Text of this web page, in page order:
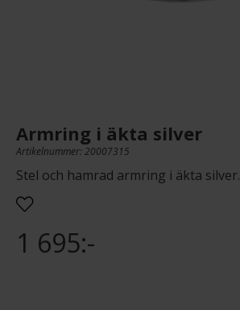
Armring i äkta silver
Artikelnummer: 20007315
Stel och hamrad armring i äkta silver.
1 695:-